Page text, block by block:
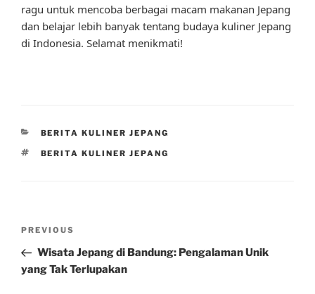
ragu untuk mencoba berbagai macam makanan Jepang
dan belajar lebih banyak tentang budaya kuliner Jepang
di Indonesia. Selamat menikmati!
CATEGORIES
BERITA KULINER JEPANG
TAGS
BERITA KULINER JEPANG
Previous
Post
PREVIOUS
Wisata Jepang di Bandung: Pengalaman Unik
yang Tak Terlupakan